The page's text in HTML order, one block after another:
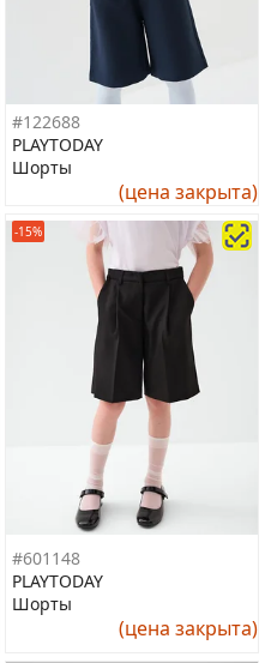
#122688
PLAYTODAY
Шорты
(цена закрыта)
-15%
#601148
PLAYTODAY
Шорты
(цена закрыта)